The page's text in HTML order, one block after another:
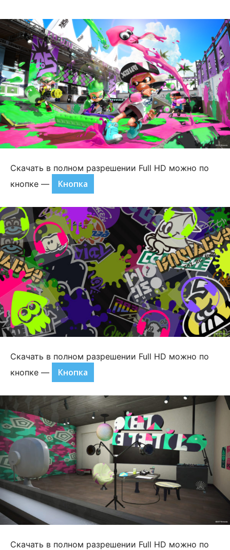
Скачать в полном разрешении Full HD можно по
кнопке —
Кнопка
Скачать в полном разрешении Full HD можно по
кнопке —
Кнопка
Скачать в полном разрешении Full HD можно по